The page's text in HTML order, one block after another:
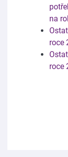
na
roce
roce